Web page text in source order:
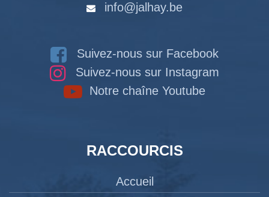
info@jalhay.be
Suivez-nous sur Facebook
Suivez-nous sur Instagram
Notre chaîne Youtube
RACCOURCIS
Accueil